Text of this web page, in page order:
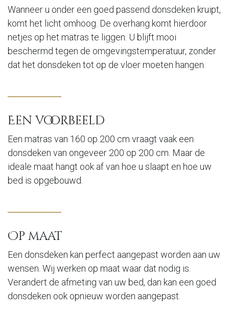
Wanneer u onder een goed passend donsdeken kruipt,
komt het licht omhoog. De overhang komt hierdoor
netjes op het matras te liggen. U blijft mooi
beschermd tegen de omgevingstemperatuur, zonder
dat het donsdeken tot op de vloer moeten hangen.
Een voorbeeld
Een matras van 160 op 200 cm vraagt vaak een
donsdeken van ongeveer 200 op 200 cm. Maar de
ideale maat hangt ook af van hoe u slaapt en hoe uw
bed is opgebouwd.
Op maat
Een donsdeken kan perfect aangepast worden aan uw
wensen. Wij werken op maat waar dat nodig is.
Verandert de afmeting van uw bed, dan kan een goed
donsdeken ook opnieuw worden aangepast.